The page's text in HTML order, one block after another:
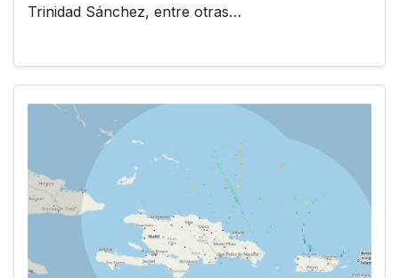
Trinidad Sánchez, entre otras…